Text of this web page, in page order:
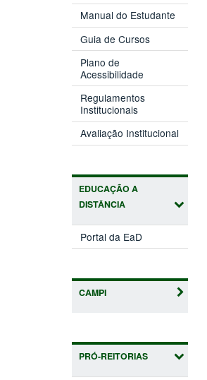
Manual do Estudante
Guia de Cursos
Plano de
Acessibilidade
Regulamentos
Institucionais
Avaliação Institucional
EDUCAÇÃO A
DISTÂNCIA
Portal da EaD
CAMPI
PRÓ-REITORIAS